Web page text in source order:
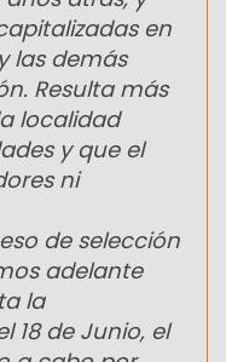
en
las demás
Resulta más
localidad
y que el
ni
de selección
adelante
la
18 de Junio, el